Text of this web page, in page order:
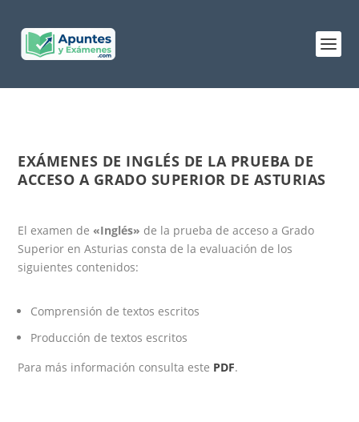
EXÁMENES DE INGLÉS DE LA PRUEBA DE
ACCESO A GRADO SUPERIOR DE ASTURIAS
El examen de «Inglés» de la prueba de acceso a Grado
Superior en Asturias consta de la evaluación de los
siguientes contenidos:
Comprensión de textos escritos
Producción de textos escritos
Para más información consulta este PDF.